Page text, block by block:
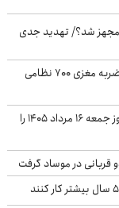
مجهز شد؟/ تهدید جدی
آسوشیتدپرس افشا کرد: حملات سنگین ایران باعث ضربه مغزی ۷۰۰ نظامی
تغییرات شدید محصولات سایپا/ خریداران جدول امروز جمعه ۱۶ مرداد ۱۴۰۵ را
قربانی در موساد گرفت